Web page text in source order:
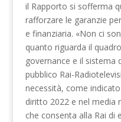
il Rapporto si sofferma
rafforzare le garanzie
e finanziaria. «Non ci
quanto riguarda il
governance e il sistema
pubblico Rai-
necessità, come
diritto 2022 e nel media
che consenta alla Rai di